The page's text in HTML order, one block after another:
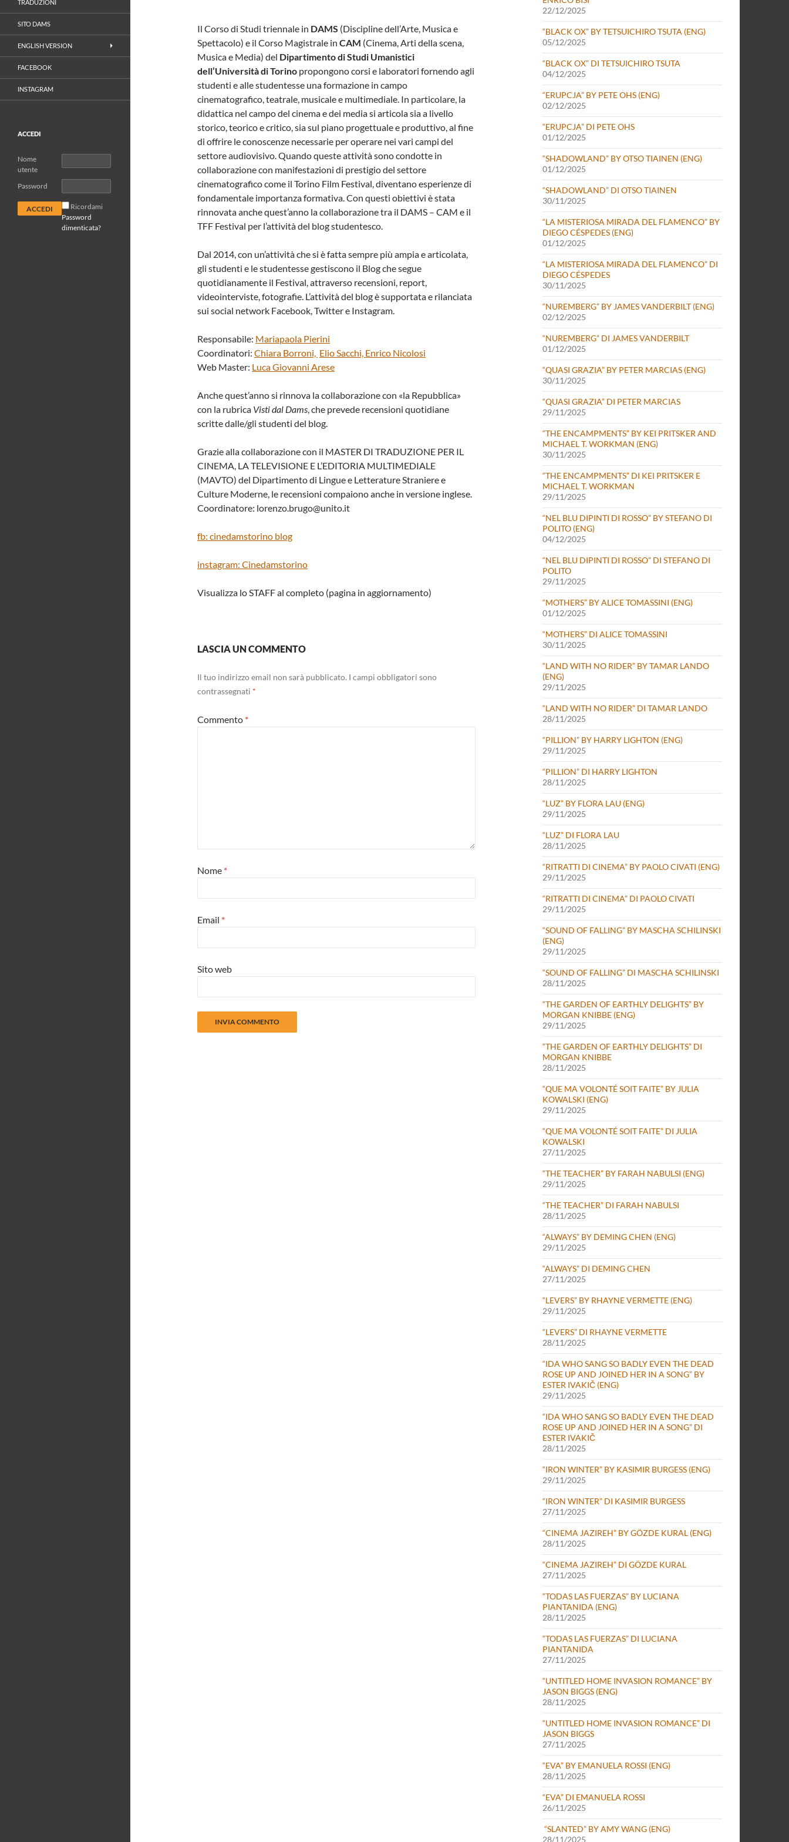
Il Corso di Studi triennale in DAMS (Discipline dell’Arte, Musica e
Spettacolo) e il Corso Magistrale in CAM (Cinema, Arti della scena,
Musica e Media) del Dipartimento di Studi Umanistici
dell’Università di Torino propongono corsi e laboratori fornendo agli
studenti e alle studentesse una formazione in campo
cinematografico, teatrale, musicale e multimediale. In particolare, la
didattica nel campo del cinema e dei media si articola sia a livello
storico, teorico e critico, sia sul piano progettuale e produttivo, al fine
di offrire le conoscenze necessarie per operare nei vari campi del
settore audiovisivo. Quando queste attività sono condotte in
collaborazione con manifestazioni di prestigio del settore
cinematografico come il Torino Film Festival, diventano esperienze di
fondamentale importanza formativa. Con questi obiettivi è stata
rinnovata anche quest’anno la collaborazione tra il DAMS – CAM e il
TFF Festival per l’attività del blog studentesco.
Dal 2014, con un’attività che si è fatta sempre più ampia e articolata,
gli studenti e le studentesse gestiscono il Blog che segue
quotidianamente il Festival, attraverso recensioni, report,
videointerviste, fotografie. L’attività del blog è supportata e rilanciata
sui social network Facebook, Twitter e Instagram.
Responsabile: Mariapaola Pierini
Coordinatori: Chiara Borroni, Elio Sacchi, Enrico Nicolosi
Web Master: Luca Giovanni Arese
Anche quest’anno si rinnova la collaborazione con «la Repubblica»
con la rubrica Visti dal Dams, che prevede recensioni quotidiane
scritte dalle/gli studenti del blog.
Grazie alla collaborazione con il MASTER DI TRADUZIONE PER IL
CINEMA, LA TELEVISIONE E L’EDITORIA MULTIMEDIALE
(MAVTO) del Dipartimento di Lingue e Letterature Straniere e
Culture Moderne, le recensioni compaiono anche in versione inglese.
Coordinatore: lorenzo.brugo@unito.it
fb: cinedamstorino blog
instagram: Cinedamstorino
Visualizza lo STAFF al completo (pagina in aggiornamento)
LASCIA UN COMMENTO
Il tuo indirizzo email non sarà pubblicato. I campi obbligatori sono
contrassegnati *
Commento *
Nome *
Email *
Sito web
22/12/2025
“BLACK OX” BY TETSUICHIRO TSUTA (ENG)
05/12/2025
“BLACK OX” DI TETSUICHIRO TSUTA
04/12/2025
“ERUPCJA” BY PETE OHS (ENG)
02/12/2025
“ERUPCJA” DI PETE OHS
01/12/2025
“SHADOWLAND” BY OTSO TIAINEN (ENG)
01/12/2025
“SHADOWLAND” DI OTSO TIAINEN
30/11/2025
“LA MISTERIOSA MIRADA DEL FLAMENCO” BY
DIEGO CÉSPEDES (ENG)
01/12/2025
“LA MISTERIOSA MIRADA DEL FLAMENCO” DI
DIEGO CÉSPEDES
30/11/2025
“NUREMBERG” BY JAMES VANDERBILT (ENG)
02/12/2025
“NUREMBERG” DI JAMES VANDERBILT
01/12/2025
“QUASI GRAZIA” BY PETER MARCIAS (ENG)
30/11/2025
“QUASI GRAZIA” DI PETER MARCIAS
29/11/2025
“THE ENCAMPMENTS” BY KEI PRITSKER AND
MICHAEL T. WORKMAN (ENG)
30/11/2025
“THE ENCAMPMENTS” DI KEI PRITSKER E
MICHAEL T. WORKMAN
29/11/2025
“NEL BLU DIPINTI DI ROSSO” BY STEFANO DI
POLITO (ENG)
04/12/2025
“NEL BLU DIPINTI DI ROSSO” DI STEFANO DI
POLITO
29/11/2025
“MOTHERS” BY ALICE TOMASSINI (ENG)
01/12/2025
“MOTHERS” DI ALICE TOMASSINI
30/11/2025
“LAND WITH NO RIDER” BY TAMAR LANDO
(ENG)
29/11/2025
“LAND WITH NO RIDER” DI TAMAR LANDO
28/11/2025
“PILLION” BY HARRY LIGHTON (ENG)
29/11/2025
“PILLION” DI HARRY LIGHTON
28/11/2025
“LUZ” BY FLORA LAU (ENG)
29/11/2025
“LUZ” DI FLORA LAU
28/11/2025
“RITRATTI DI CINEMA” BY PAOLO CIVATI (ENG)
29/11/2025
“RITRATTI DI CINEMA” DI PAOLO CIVATI
29/11/2025
“SOUND OF FALLING” BY MASCHA SCHILINSKI
(ENG)
29/11/2025
“SOUND OF FALLING” DI MASCHA SCHILINSKI
28/11/2025
“THE GARDEN OF EARTHLY DELIGHTS” BY
MORGAN KNIBBE (ENG)
29/11/2025
“THE GARDEN OF EARTHLY DELIGHTS” DI
MORGAN KNIBBE
28/11/2025
“QUE MA VOLONTÉ SOIT FAITE” BY JULIA
KOWALSKI (ENG)
29/11/2025
“QUE MA VOLONTÉ SOIT FAITE” DI JULIA
KOWALSKI
27/11/2025
“THE TEACHER” BY FARAH NABULSI (ENG)
29/11/2025
“THE TEACHER” DI FARAH NABULSI
28/11/2025
“ALWAYS” BY DEMING CHEN (ENG)
29/11/2025
“ALWAYS” DI DEMING CHEN
27/11/2025
“LEVERS” BY RHAYNE VERMETTE (ENG)
29/11/2025
“LEVERS” DI RHAYNE VERMETTE
28/11/2025
“IDA WHO SANG SO BADLY EVEN THE DEAD
ROSE UP AND JOINED HER IN A SONG” BY
ESTER IVAKIČ (ENG)
29/11/2025
“IDA WHO SANG SO BADLY EVEN THE DEAD
ROSE UP AND JOINED HER IN A SONG” DI
ESTER IVAKIČ
28/11/2025
“IRON WINTER” BY KASIMIR BURGESS (ENG)
29/11/2025
“IRON WINTER” DI KASIMIR BURGESS
27/11/2025
“CINEMA JAZIREH” BY GÖZDE KURAL (ENG)
28/11/2025
“CINEMA JAZIREH” DI GÖZDE KURAL
27/11/2025
“TODAS LAS FUERZAS” BY LUCIANA
PIANTANIDA (ENG)
28/11/2025
“TODAS LAS FUERZAS” DI LUCIANA
PIANTANIDA
27/11/2025
“UNTITLED HOME INVASION ROMANCE” BY
JASON BIGGS (ENG)
28/11/2025
“UNTITLED HOME INVASION ROMANCE” DI
JASON BIGGS
27/11/2025
“EVA” BY EMANUELA ROSSI (ENG)
28/11/2025
“EVA” DI EMANUELA ROSSI
26/11/2025
“SLANTED” BY AMY WANG (ENG)
28/11/2025
TRADUZIONI
SITO DAMS
ENGLISH VERSION
FACEBOOK
INSTAGRAM
ACCEDI
Nome
utente
Password
Ricordami
Password
dimenticata?